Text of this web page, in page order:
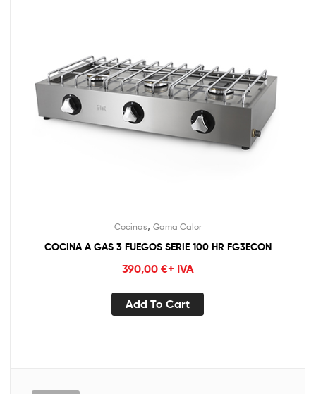
Cocinas, Gama Calor
COCINA A GAS 3 FUEGOS SERIE 100 HR FG3ECON
390,00 €+ IVA
Add To Cart